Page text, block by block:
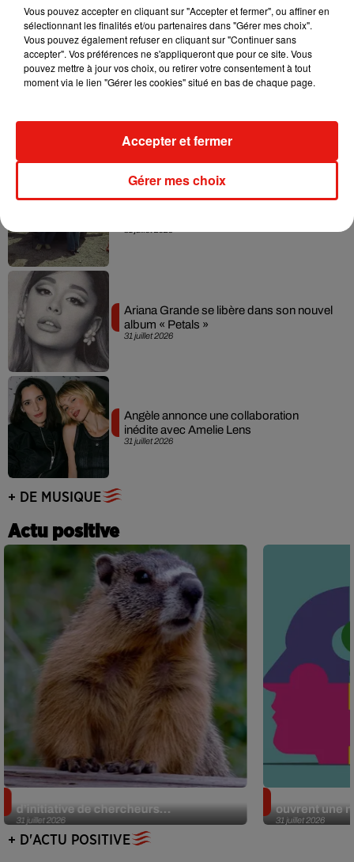
4 août 2026
live session solaire
4 août 2026
Grand Corps Malade emmène Styleto
31 juillet 2026
Ariana Grande se libère dans son nouvel
album « Petals »
31 juillet 2026
Angèle annonce une collaboration
inédite avec Amelie Lens
+ DE MUSIQUE
Actu positive
31 juillet 2026
d’initiative de chercheurs...
31 juillet 2026
ouvrent une
+ D'ACTU POSITIVE
Vous pouvez accepter en cliquant sur "Accepter et fermer", ou affiner en
sélectionnant les finalités et/ou partenaires dans "Gérer mes choix".
Vous pouvez également refuser en cliquant sur "Continuer sans
accepter". Vos préférences ne s'appliqueront que pour ce site. Vous
pouvez mettre à jour vos choix, ou retirer votre consentement à tout
moment via le lien "Gérer les cookies" situé en bas de chaque page.
Gérer mes choix
Accepter et fermer